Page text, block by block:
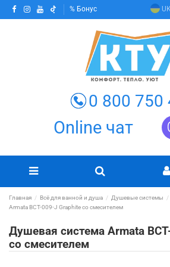
Бонус
0 800 750
Online чат
Главная Всё для ванной и душа Душевые системы
Armata BCT-009-J Graphite со смесителем
Душевая система Armata
со смесителем